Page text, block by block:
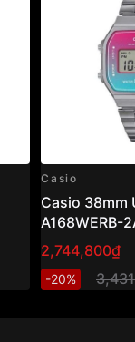
Casio
Casio 38mm
A168WERB-
2,744,800₫
-20%